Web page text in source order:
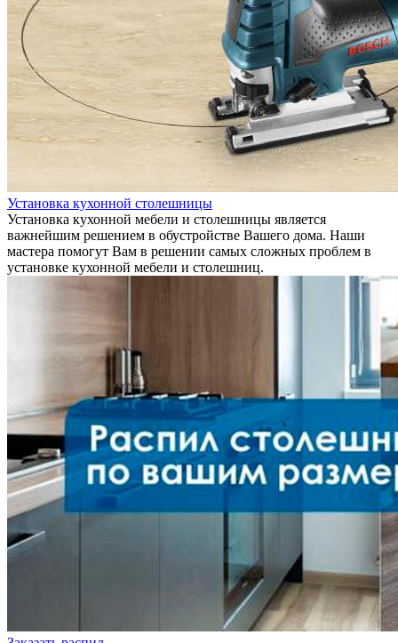
Установка кухонной столешницы
Установка кухонной мебели и столешницы является
важнейшим решением в обустройстве Вашего дома. Наши
мастера помогут Вам в решении самых сложных проблем в
установке кухонной мебели и столешниц.